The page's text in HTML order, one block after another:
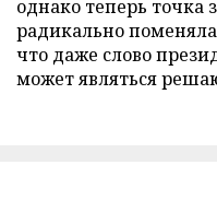
однако теперь точка
радикально
что даже слово
может являться